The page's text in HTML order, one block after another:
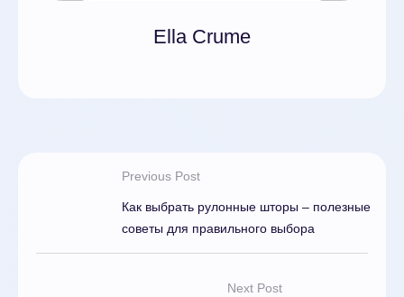
Ella Crume
Previous Post
Как выбрать рулонные шторы – полезные
советы для правильного выбора
Next Post